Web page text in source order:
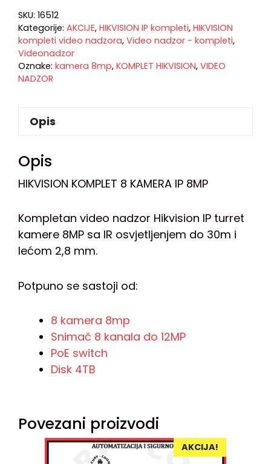
SKU: 16512
Kategorije: AKCIJE, HIKVISION IP kompleti, HIKVISION
kompleti video nadzora, Video nadzor - kompleti,
Videonadzor
Oznake: kamera 8mp, KOMPLET HIKVISION, VIDEO
NADZOR
Opis
Opis
HIKVISION KOMPLET 8 KAMERA IP 8MP
Kompletan video nadzor Hikvision IP turret
kamere 8MP sa IR osvjetljenjem do 30m i
lećom 2,8 mm.
Potpuno se sastoji od:
8 kamera 8mp
Snimač 8 kanala do 12MP
PoE switch
Disk 4TB
Povezani proizvodi
AKCIJA!